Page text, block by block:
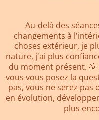
Au-delà des
changements à
choses extérieur, je
nature, j'ai plus
du moment présent.
vous vous posez la
pas, vous ne serez
en évolution,
plus